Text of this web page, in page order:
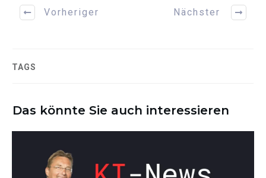
Vorheriger Nächster
TAGS
Das könnte Sie auch interessieren